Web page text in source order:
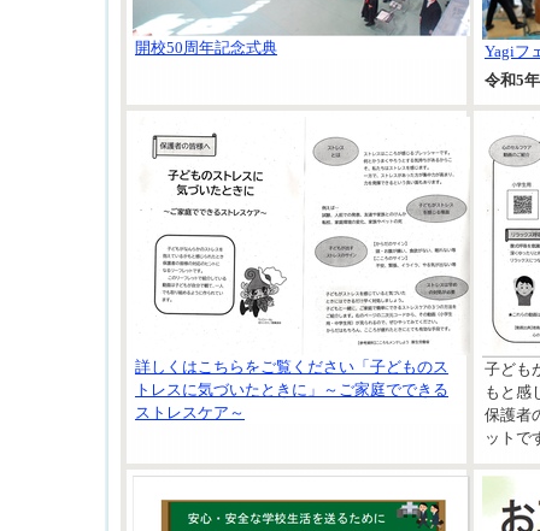
開校50周年記念式典
Yagiフ
令和5
詳しくはこちらをご覧ください「子どものス
トレスに気づいたときに」～ご家庭でできる
ストレスケア～
子ども
もと感
保護者
ットで